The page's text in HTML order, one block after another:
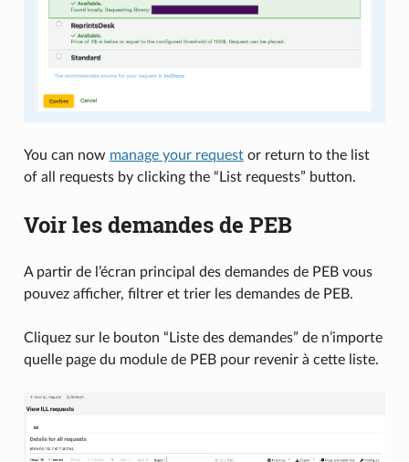
You can now manage your requestor return to the list
of all requests by clicking the “List requests” button.
Voir les demandes de PEB
A partir de l’écran principal des demandes de PEB vous
pouvez afficher, filtrer et trier les demandes de PEB.
Cliquez sur le bouton “Liste des demandes” de n’importe
quelle page du module de PEB pour revenir à cette liste.